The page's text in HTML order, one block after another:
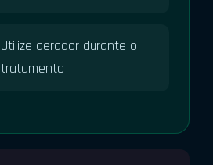
Utilize aerador durante o
tratamento